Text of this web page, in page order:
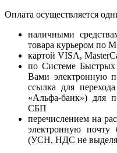
Оплата осуществляется
наличными
товара курьером по
картой VISA,
по Системе
Вами электронную
ссылка для
«Альфа-банк») для
СБП
перечислением на
электронную почту
(УСН, НДС не